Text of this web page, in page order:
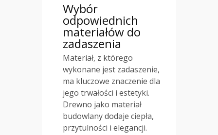
Wybór
odpowiednich
materiałów do
zadaszenia
Materiał, z którego
wykonane jest zadaszenie,
ma kluczowe znaczenie dla
jego trwałości i estetyki.
Drewno jako materiał
budowlany dodaje ciepła,
przytulności i elegancji.